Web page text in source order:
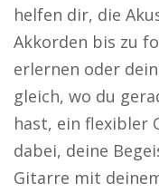
helfen dir, die
Akkorden bis zu
erlernen oder
gleich, wo du
hast, ein flexibler
dabei, deine
Gitarre mit